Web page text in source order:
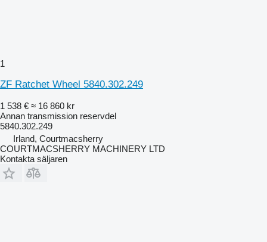
1
ZF Ratchet Wheel 5840.302.249
1 538 € ≈ 16 860 kr
Annan transmission reservdel
5840.302.249
Irland, Courtmacsherry
COURTMACSHERRY MACHINERY LTD
Kontakta säljaren